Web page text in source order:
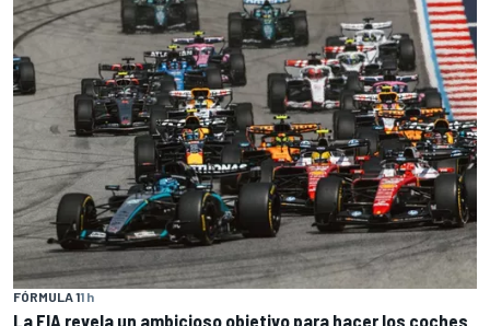
FÓRMULA 11 h
La FIA revela un ambicioso objetivo para hacer los coches